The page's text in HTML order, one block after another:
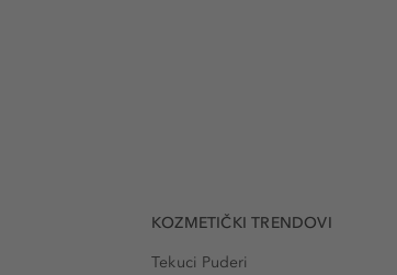
KOZMETIČKI TRENDOVI
Tekuci Puderi